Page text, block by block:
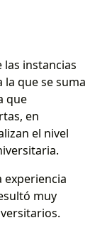
las instancias
la que se suma
que
en
el nivel
experiencia
muy